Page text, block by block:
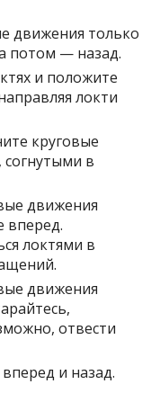
движения только
потом — назад.
и положите
локти
круговые
в
движения
вперед.
локтями в
движения
отвести
и назад.